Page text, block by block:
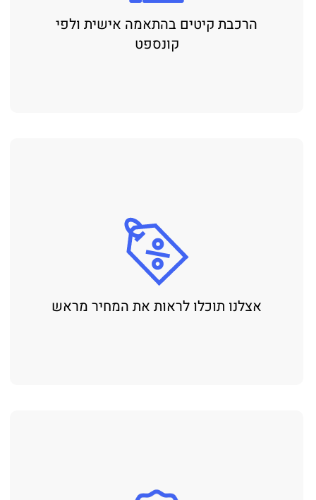
הרכבת קיטים בהתאמה אישית ולפי
קונספט
אצלנו תוכלו לראות את המחיר מראש